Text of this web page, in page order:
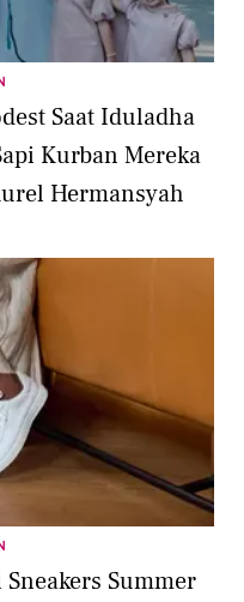
Saat Iduladha
Kurban Mereka
Hermansyah
Summer